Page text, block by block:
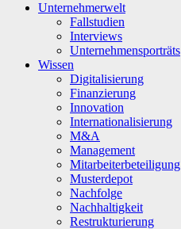
Unternehmerwelt
Fallstudien
Interviews
Unternehmensporträts
Wissen
Digitalisierung
Finanzierung
Innovation
Internationalisierung
M&A
Management
Mitarbeiterbeteiligung
Musterdepot
Nachfolge
Nachhaltigkeit
Restrukturierung